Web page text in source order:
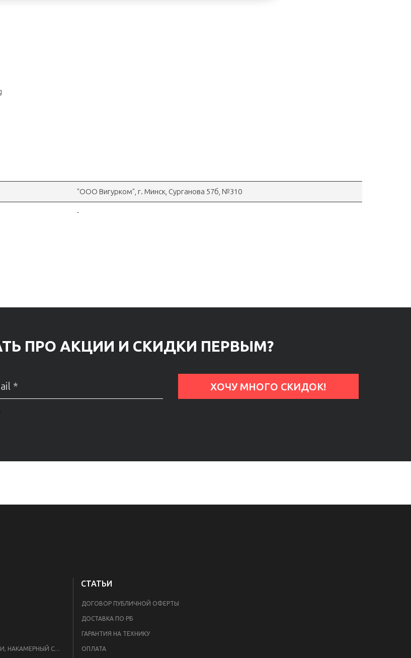
"OOO Вигурком", г. Минск, Сурганова 57б, №310
-
ПРО АКЦИИ И СКИДКИ ПЕРВЫМ?
ВСПЫШКИ, ОСВЕТИТЕЛИ, НАКАМЕРНЫЙ СВЕТ
СТАТЬИ
ДОГОВОР ПУБЛИЧНОЙ ОФЕРТЫ
ДОСТАВКА ПО РБ
ГАРАНТИЯ НА ТЕХНИКУ
ОПЛАТА